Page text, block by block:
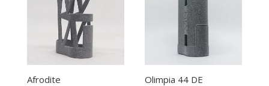
Afrodite Olimpia 44 DE